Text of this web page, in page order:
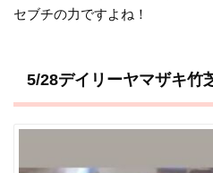
セブチの力ですよね！
5/28デイリーヤマザキ竹